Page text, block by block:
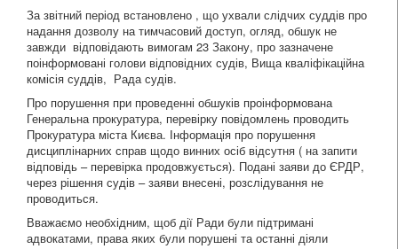
За звітний період встановлено , що ухвали слідчих суддів про
надання дозволу на тимчасовий доступ, огляд, обшук не
завжди відповідають вимогам 23 Закону, про зазначене
поінформовані голови відповідних судів, Вища кваліфікаційна
комісія суддів, Рада судів.
Про порушення при проведенні обшуків проінформована
Генеральна прокуратура, перевірку повідомлень проводить
Прокуратура міста Києва. Інформація про порушення
дисциплінарних справ щодо винних осіб відсутня ( на запити
відповідь – перевірка продовжується). Подані заяви до ЄРДР,
через рішення судів – заяви внесені, розслідування не
проводиться.
Вважаємо необхідним, щоб дії Ради були підтримані
адвокатами, права яких були порушені та останні діяли